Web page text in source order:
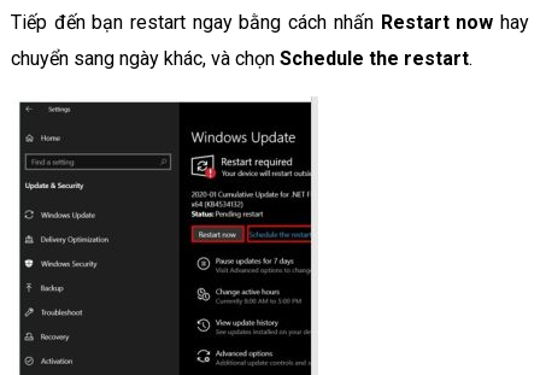
Tiếp đến bạn restart ngay bằng cách nhấn Restart nowhay
chuyển sang ngày khác, và chọnSchedule the restart.